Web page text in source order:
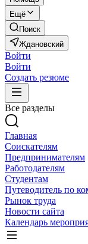
Ещё
Поиск
Ждановский
Войти
Войти
Создать резюме
Все разделы
Главная
Соискателям
Предпринимателям
Работодателям
Студентам
Путеводитель по
Рынок труда
Новости сайта
Календарь